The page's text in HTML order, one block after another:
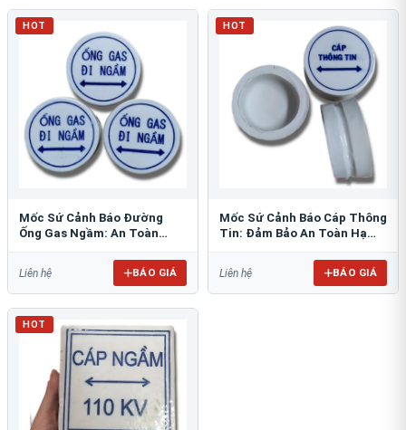
HOT
Mốc Sứ Cảnh Báo Đường
Ống Gas Ngầm: An Toàn
Liên hệ BÁO GIÁ
HOT
Mốc Sứ Cảnh Báo Cáp Thông
Tin: Đảm Bảo An Toàn Hạ
Liên hệ BÁO GIÁ
HOT